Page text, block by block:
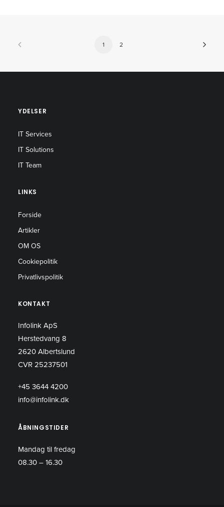
1 2
YDELSER
IT Services
IT Solutions
IT Team
LINKS
Forside
Artikler
OM OS
Cookiepolitik
Privatlivspolitik
KONTAKT
Infolink ApS
Herstedvang 8
2620 Albertslund
CVR 25237501
+45 3644 4200
info@infolink.dk
ÅBNINGSTIDER
Mandag til fredag
08.30 – 16.30